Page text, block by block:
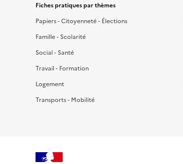
Fiches pratiques par thèmes
Papiers - Citoyenneté - Élections
Famille - Scolarité
Social - Santé
Travail - Formation
Logement
Transports - Mobilité